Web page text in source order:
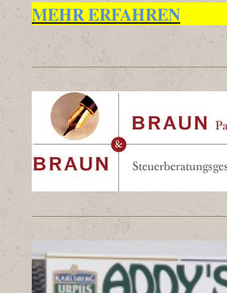
MEHR ERFAHREN